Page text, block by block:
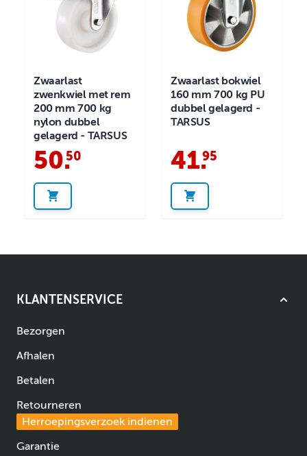
Zwaarlast
zwenkwiel met rem
200 mm 700 kg
nylon dubbel
gelagerd - TARSUS
50.
50
Zwaarlast bokwiel
160 mm 700 kg PU
dubbel gelagerd -
TARSUS
41.
95
KLANTENSERVICE
Bezorgen
Afhalen
Betalen
Retourneren
Herroepingsverzoek indienen
Garantie